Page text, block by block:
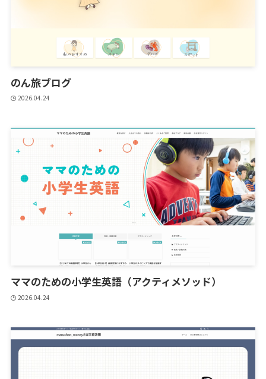
のん旅ブログ
2026.04.24
ママのための小学生英語（アクティメソッド）
2026.04.24